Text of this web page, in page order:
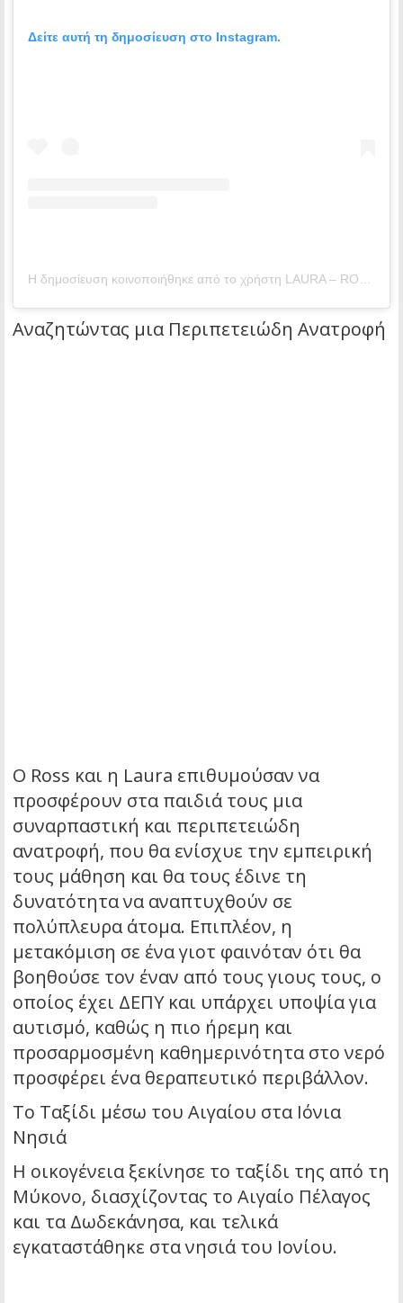
Δείτε αυτή τη δημοσίευση στο Instagram.
Αναζητώντας μια Περιπετειώδη Ανατροφή
Ο Ross και η Laura επιθυμούσαν να
προσφέρουν στα παιδιά τους μια
συναρπαστική και περιπετειώδη
ανατροφή, που θα ενίσχυε την εμπειρική
τους μάθηση και θα τους έδινε τη
δυνατότητα να αναπτυχθούν σε
πολύπλευρα άτομα. Επιπλέον, η
μετακόμιση σε ένα γιοτ φαινόταν ότι θα
βοηθούσε τον έναν από τους γιους τους, ο
οποίος έχει ΔΕΠΥ και υπάρχει υποψία για
αυτισμό, καθώς η πιο ήρεμη και
προσαρμοσμένη καθημερινότητα στο νερό
προσφέρει ένα θεραπευτικό περιβάλλον.
Το Ταξίδι μέσω του Αιγαίου στα Ιόνια
Νησιά
Η οικογένεια ξεκίνησε το ταξίδι της από τη
Μύκονο, διασχίζοντας το Αιγαίο Πέλαγος
και τα Δωδεκάνησα, και τελικά
εγκαταστάθηκε στα νησιά του Ιονίου.